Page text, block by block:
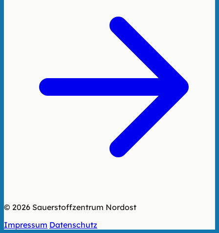
© 2026 Sauerstoffzentrum Nordost
Impressum Datenschutz